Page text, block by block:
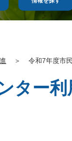
＞ 令和7年度市
ター